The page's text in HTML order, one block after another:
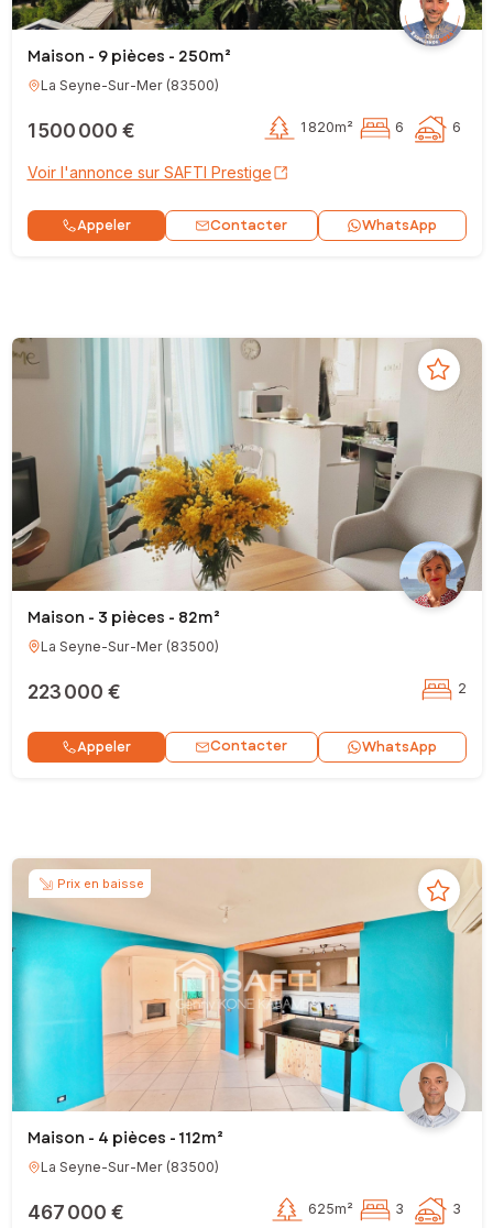
Maison - 9 pièces - 250m²
La Seyne-Sur-Mer(83500)
1 500 000 € 1 820m² 6 6
Voir l'annonce sur SAFTI Prestige
Appeler Contacter WhatsApp
Maison - 3 pièces - 82m²
La Seyne-Sur-Mer(83500)
223 000 € 2
Appeler Contacter WhatsApp
Prix en baisse
Maison - 4 pièces - 112m²
La Seyne-Sur-Mer(83500)
467 000 € 625m² 3 3